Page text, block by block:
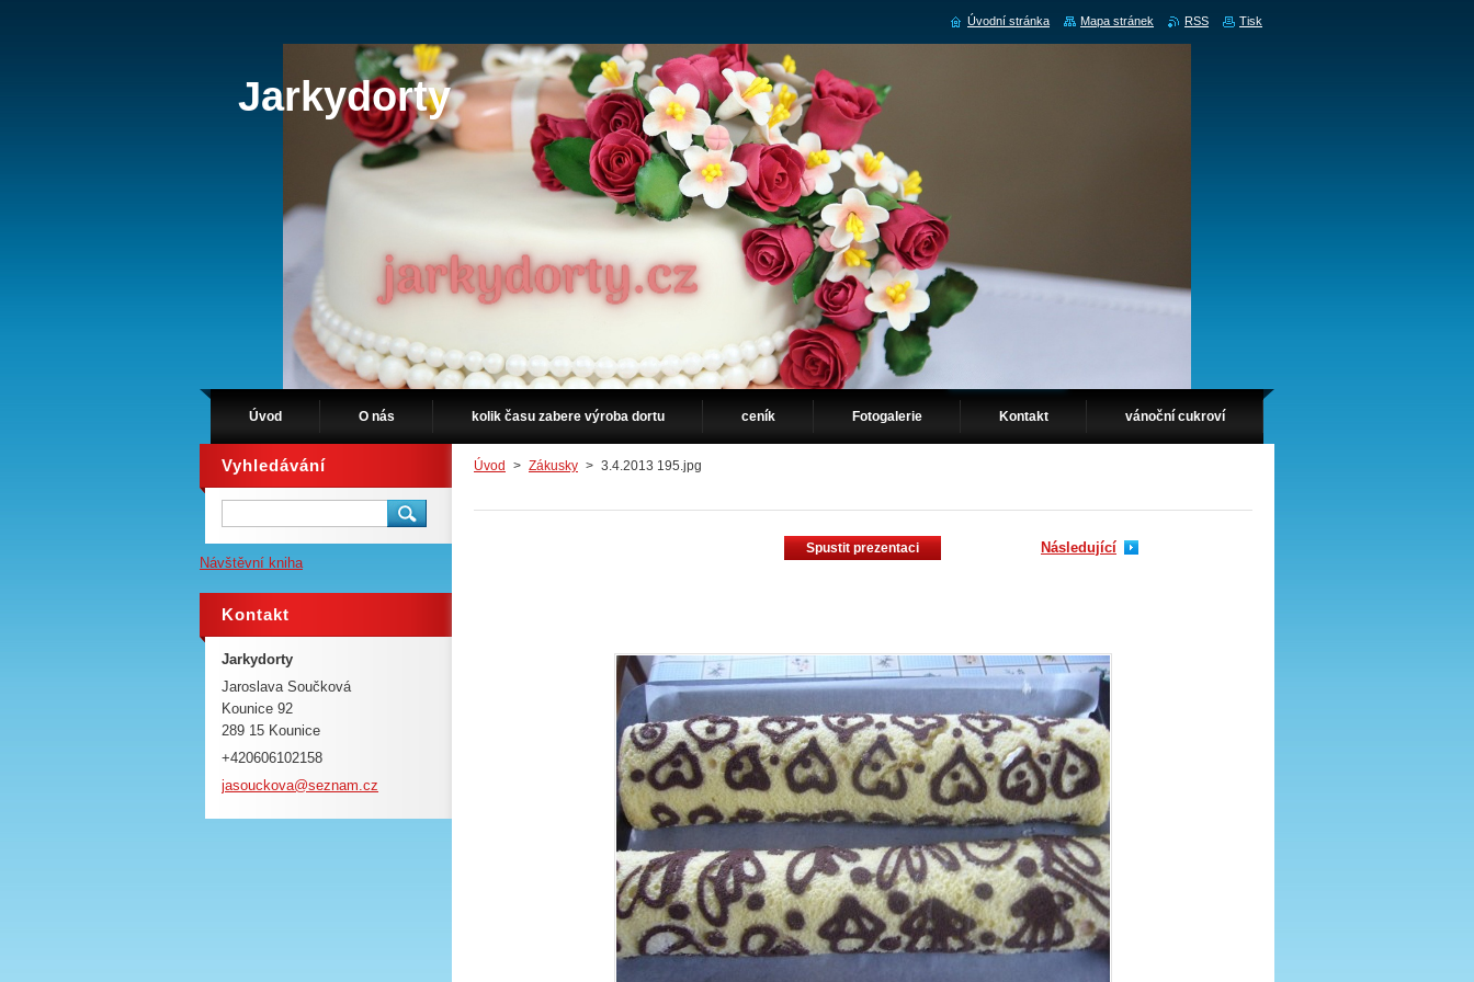
Jarkydorty
Úvod O nás kolik času zabere výroba dortu ceník Fotogalerie Kontakt vánoční cukroví
Úvod > Zákusky > 3.4.2013 195.jpg
Spustit prezentaci Následující
Vyhledávání
Návštěvní kniha
Kontakt
Jarkydorty
Jaroslava Součková
Kounice 92
289 15 Kounice
+420606102158
jasouckova@seznam.cz
Úvodní stránka Mapa stránek RSS Tisk